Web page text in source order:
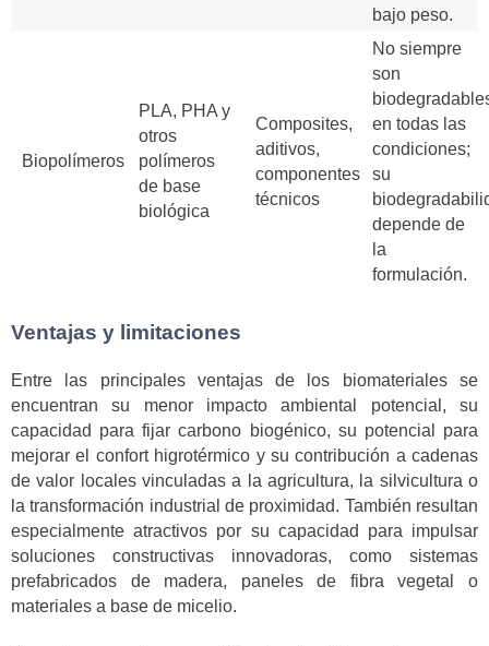
bajo peso.
Biopolímeros
PLA, PHA y
otros
polímeros
de base
biológica
Composites,
aditivos,
componentes
técnicos
No siempre
son
en todas las
condiciones;
su
depende de
la
formulación.
Ventajas y limitaciones
Entre las principales ventajas de los biomateriales se
encuentran su menor impacto ambiental potencial, su
capacidad para fijar carbono biogénico, su potencial para
mejorar el confort higrotérmico y su contribución a cadenas
de valor locales vinculadas a la agricultura, la silvicultura o
la transformación industrial de proximidad. También resultan
especialmente atractivos por su capacidad para impulsar
soluciones constructivas innovadoras, como sistemas
prefabricados de madera, paneles de fibra vegetal o
materiales a base de micelio.